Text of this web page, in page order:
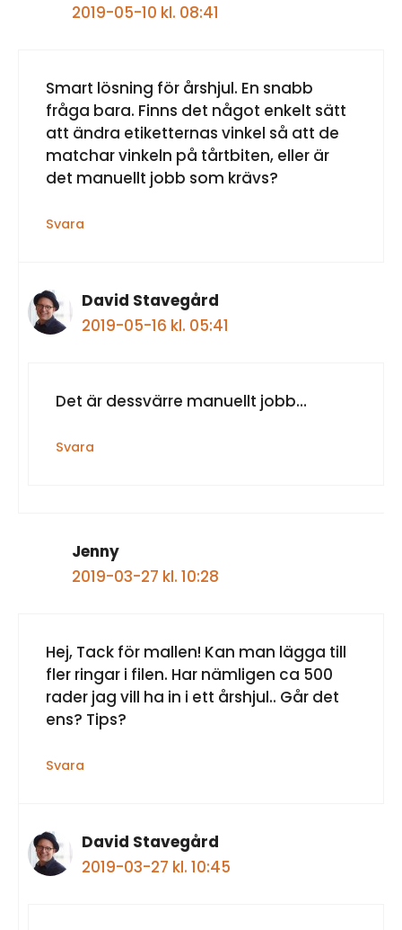
2019-05-10 kl. 08:41
Smart lösning för årshjul. En snabb
fråga bara. Finns det något enkelt sätt
att ändra etiketternas vinkel så att de
matchar vinkeln på tårtbiten, eller är
det manuellt jobb som krävs?
Svara
David Stavegård
2019-05-16 kl. 05:41
Det är dessvärre manuellt jobb…
Svara
Jenny
2019-03-27 kl. 10:28
Hej, Tack för mallen! Kan man lägga till
fler ringar i filen. Har nämligen ca 500
rader jag vill ha in i ett årshjul.. Går det
ens? Tips?
Svara
David Stavegård
2019-03-27 kl. 10:45